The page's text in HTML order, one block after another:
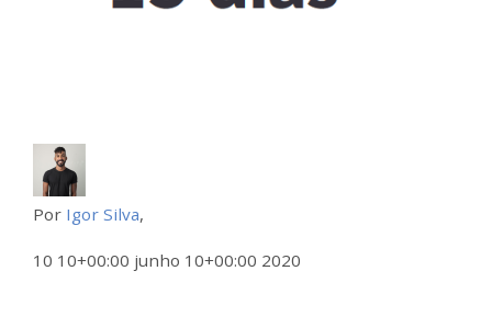
Por Igor Silva,
10 10+00:00 junho 10+00:00 2020